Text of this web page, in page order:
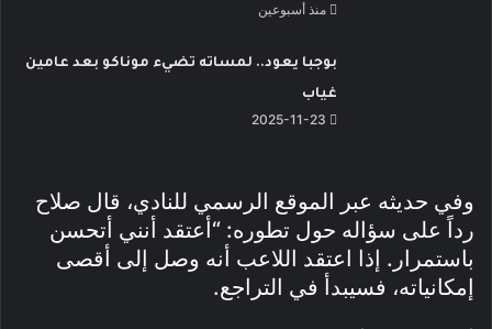
منذ أسبوعين
بوجبا يعود.. لمساته تضيء موناكو بعد عامين
غياب
2025-11-23
وفي حديثه عبر الموقع الرسمي للنادي، قال صلاح
رداً على سؤاله حول تطوره: “أعتقد أنني أتحسن
باستمرار. إذا اعتقد اللاعب أنه وصل إلى أقصى
إمكانياته، فسيبدأ في التراجع.